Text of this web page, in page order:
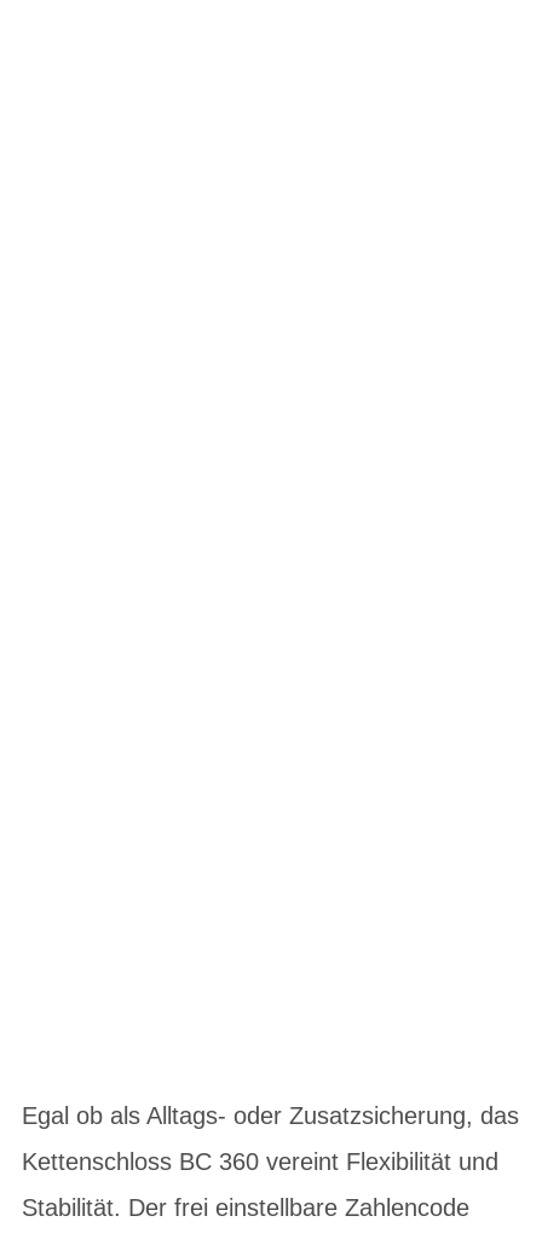
Egal ob als Alltags- oder Zusatzsicherung, das
Kettenschloss BC 360 vereint Flexibilität und
Stabilität. Der frei einstellbare Zahlencode